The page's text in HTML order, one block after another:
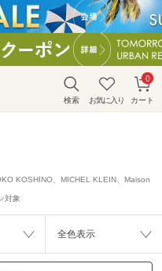
検索 お気に入り カート
0
KOSHINO、MICHEL KLEIN、Maison
対象
全色表示